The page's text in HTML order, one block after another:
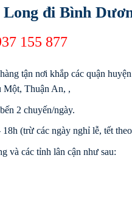
đi Bình
155 877
tận nơi khắp các quận
Một, Thuận An, ,
2 chuyến/ngày.
(trừ các ngày nghỉ lễ, tết
và các tỉnh lân cận như sau: